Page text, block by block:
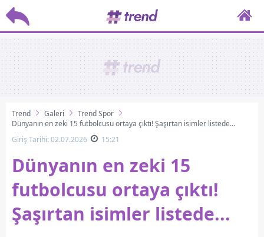
Trend Galeri
Trend Spor
Dünyanın en zeki 15 futbolcusu ortaya çıktı! Şaşırtan isimler listede...
Giriş Tarihi: 02.07.2026
15:21
Dünyanın en zeki 15
futbolcusu ortaya çıktı!
Şaşırtan isimler listede...